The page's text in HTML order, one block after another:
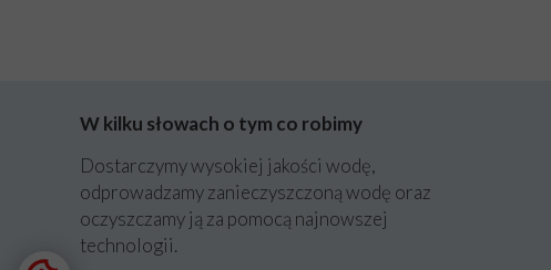
Dostarczymy wysokiej jakości wodę,
odprowadzamy zanieczyszczoną wodę oraz
oczyszczamy ją za pomocą najnowszej
technologii.
W kilku słowach o tym co robimy